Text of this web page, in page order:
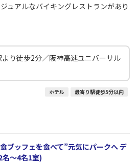
ュアルなバイキングレストランがあり
り徒歩2分／阪神高速ユニバーサル
ホテル 最寄り駅徒歩5分以内
ブッフェを食べて”元気にパークへ デ
名～4名1室)